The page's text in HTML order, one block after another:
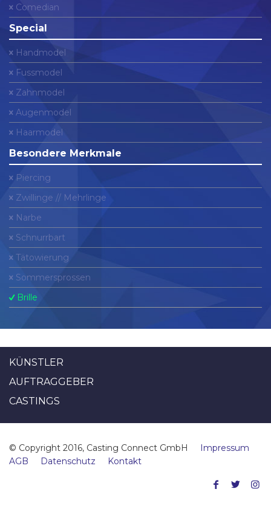
Comedian
Special
Handmodel
Fussmodel
Zahnmodel
Augenmodel
Haarmodel
Besondere Merkmale
Piercing
Zwillinge // Mehrlinge
Narbe
Schnurrbart
Tätowierung
Sommersprossen
Brille
KÜNSTLER
AUFTRAGGEBER
CASTINGS
© Copyright 2016, Casting Connect GmbH
Impressum
AGB
Datenschutz Kontakt